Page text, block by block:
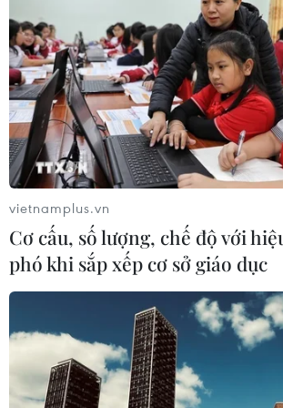
Bác sỹ vượt biển giữa đêm cứu
thuyền viên người Nga nghi bị đột
quỵ
04/08/2026 13:21
Tháo gỡ "điểm nghẽn" dữ liệu: Bộ Y
04/08/2026 08:08
Bộ Y tế ban hành Kế hoạch dự
thương tích giai đoạn 2026-2030
04/08/2026 07:41
vietnamplus.vn
Cơ cấu, số lượng, chế độ với
phó khi sắp xếp cơ sở giáo dục